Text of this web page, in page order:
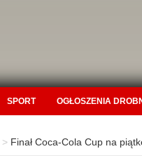
SPORT OGŁOSZENIA
> Finał Coca-Cola Cup na